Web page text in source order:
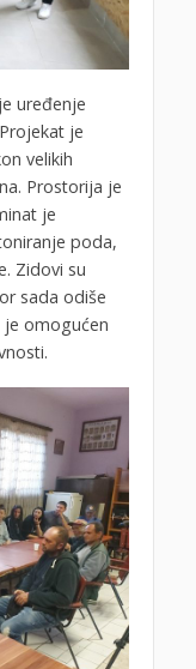
uređenje
je
velikih
Prostorija je
je
poda,
Zidovi su
sada odiše
omogućen